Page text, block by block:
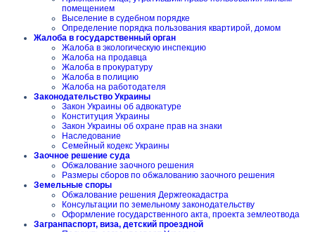
помещением
Выселение в судебном порядке
Определение порядка пользования квартирой, домом
Жалоба в государственный орган
Жалоба в экологическую инспекцию
Жалоба на продавца
Жалоба в прокуратуру
Жалоба в полицию
Жалоба на работодателя
Законодательство Украины
Закон Украины об адвокатуре
Конституция Украины
Закон Украины об охране прав на знаки
Наследование
Семейный кодекс Украины
Заочное решение суда
Обжалование заочного решения
Размеры сборов по обжалованию заочного решения
Земельные споры
Обжалование решения Держгеокадастра
Консультации по земельному законодательству
Оформление государственного акта, проекта землеотвода
Загранпаспорт, виза, детский проездной